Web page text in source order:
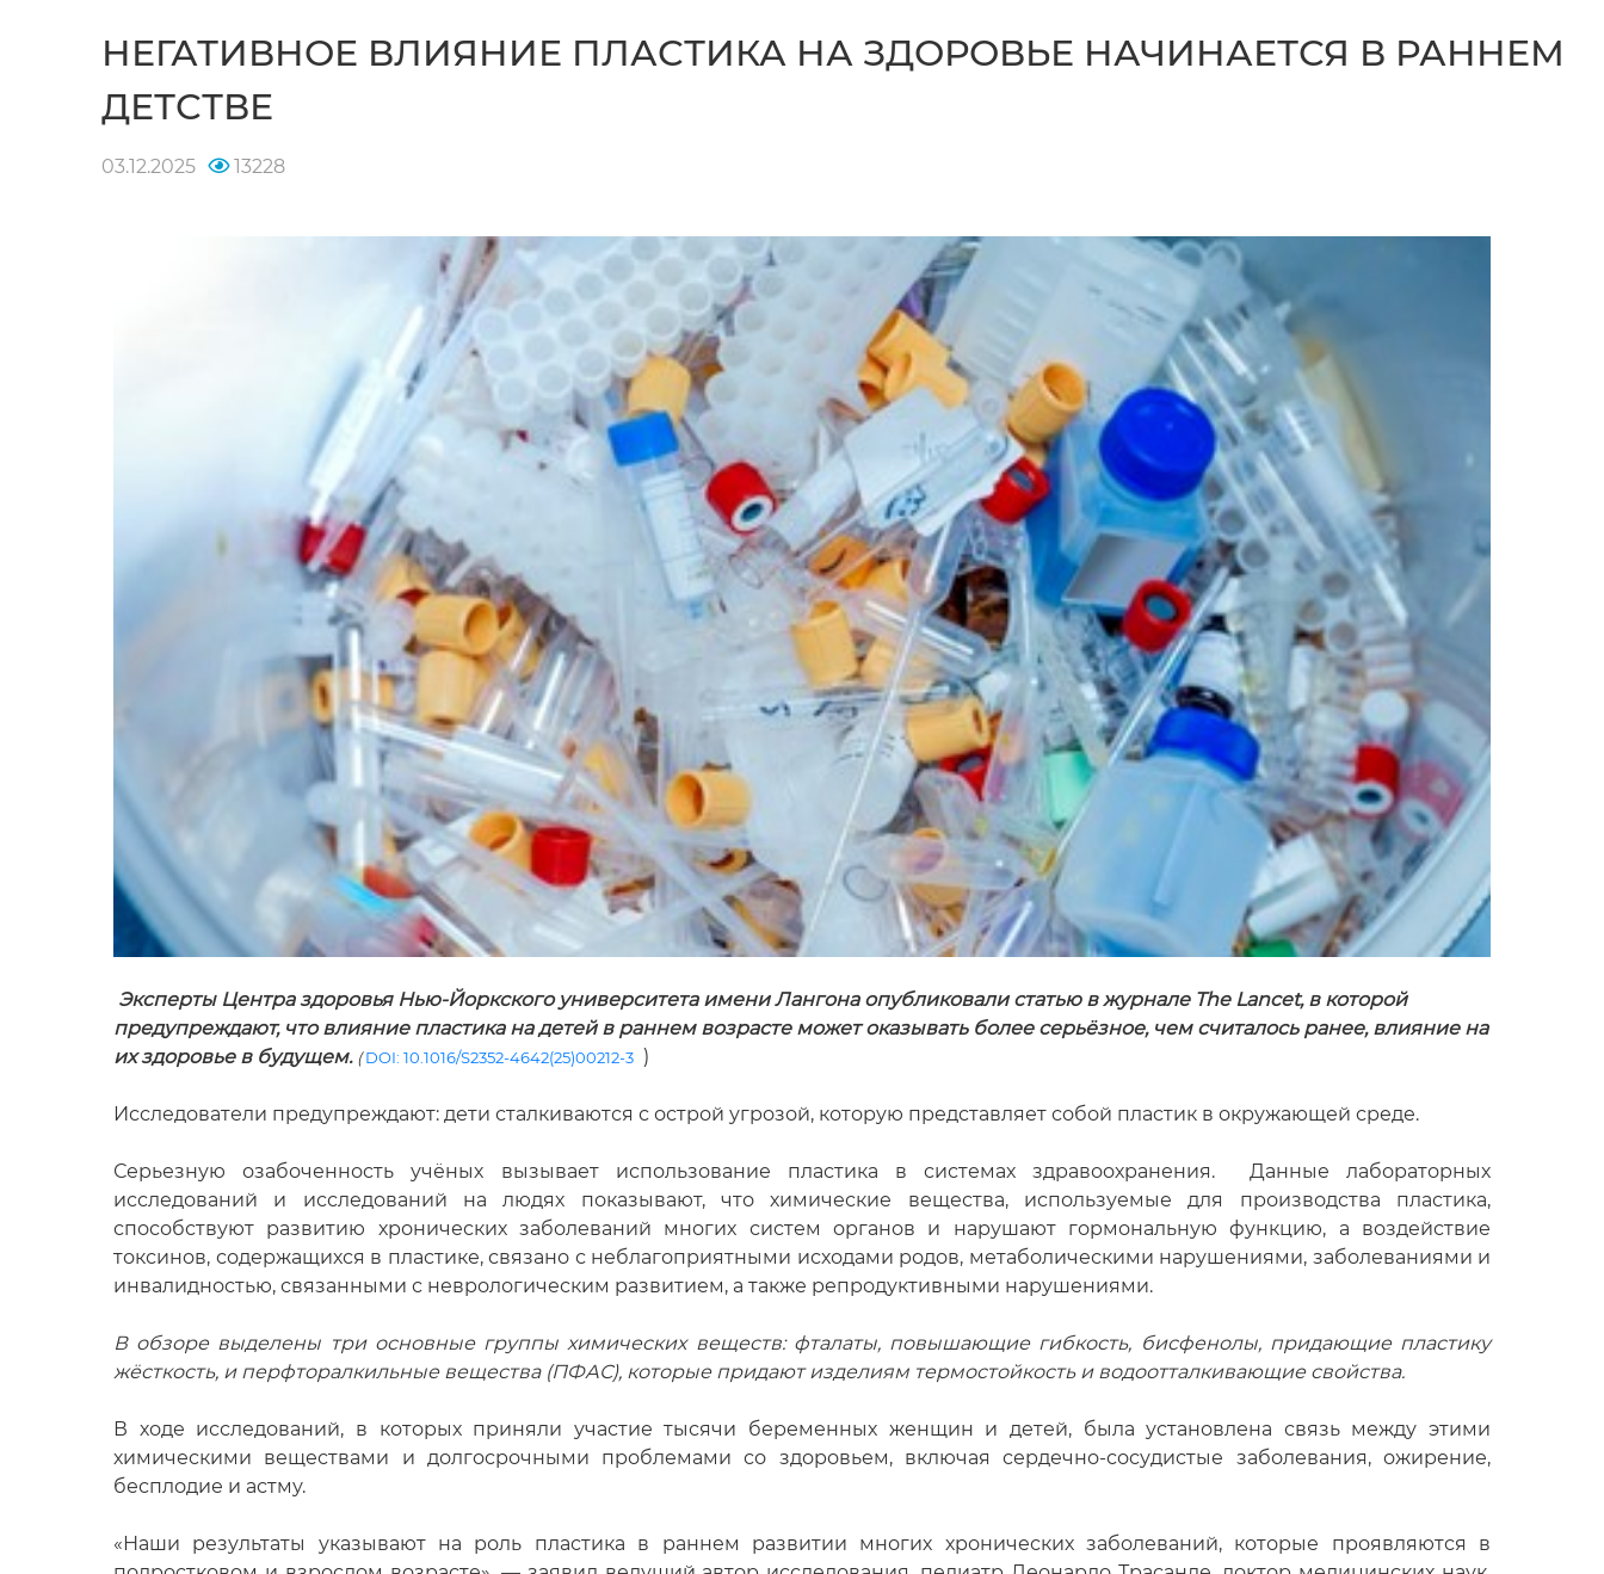
НЕГАТИВНОЕ ВЛИЯНИЕ ПЛАСТИКА НА ЗДОРОВЬЕ НАЧИНАЕТСЯ В РАННЕМ
ДЕТСТВЕ
03.12.2025 13228
Эксперты Центра здоровья Нью-Йоркского университета имени Лангона опубликовали статью в журнале The Lancet, в которой
предупреждают, что влияние пластика на детей в раннем возрасте может оказывать более серьёзное, чем считалось ранее, влияние на
их здоровье в будущем. (DOI: 10.1016/S2352-4642(25)00212-3 )
Исследователи предупреждают: дети сталкиваются с острой угрозой, которую представляет собой пластик в окружающей среде.
Серьезную озабоченность учёных вызывает использование пластика в системах здравоохранения. Данные лабораторных
исследований и исследований на людях показывают, что химические вещества, используемые для производства пластика,
способствуют развитию хронических заболеваний многих систем органов и нарушают гормональную функцию, а воздействие
токсинов, содержащихся в пластике, связано с неблагоприятными исходами родов, метаболическими нарушениями, заболеваниями и
инвалидностью, связанными с неврологическим развитием, а также репродуктивными нарушениями.
В обзоре выделены три основные группы химических веществ: фталаты, повышающие гибкость, бисфенолы, придающие пластику
жёсткость, и перфторалкильные вещества (ПФАС), которые придают изделиям термостойкость и водоотталкивающие свойства.
В ходе исследований, в которых приняли участие тысячи беременных женщин и детей, была установлена связь между этими
химическими веществами и долгосрочными проблемами со здоровьем, включая сердечно-сосудистые заболевания, ожирение,
бесплодие и астму.
«Наши результаты указывают на роль пластика в раннем развитии многих хронических заболеваний, которые проявляются в